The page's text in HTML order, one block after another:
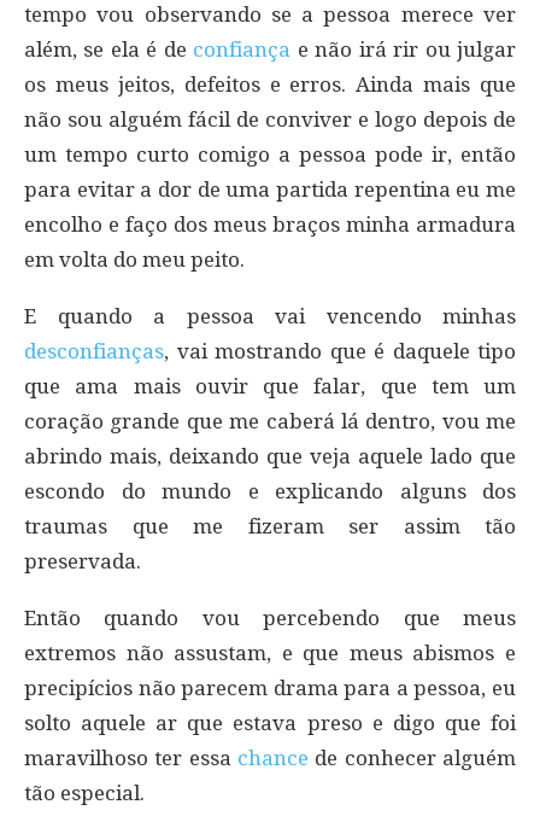
tempo vou observando se a pessoa merece ver
além, se ela é de confiança e não irá rir ou julgar
os meus jeitos, defeitos e erros. Ainda mais que
não sou alguém fácil de conviver e logo depois de
um tempo curto comigo a pessoa pode ir, então
para evitar a dor de uma partida repentina eu me
encolho e faço dos meus braços minha armadura
em volta do meu peito.
E quando a pessoa vai vencendo minhas
desconfianças, vai mostrando que é daquele tipo
que ama mais ouvir que falar, que tem um
coração grande que me caberá lá dentro, vou me
abrindo mais, deixando que veja aquele lado que
escondo do mundo e explicando alguns dos
traumas que me fizeram ser assim tão
preservada.
Então quando vou percebendo que meus
extremos não assustam, e que meus abismos e
precipícios não parecem drama para a pessoa, eu
solto aquele ar que estava preso e digo que foi
maravilhoso ter essa chance de conhecer alguém
tão especial.